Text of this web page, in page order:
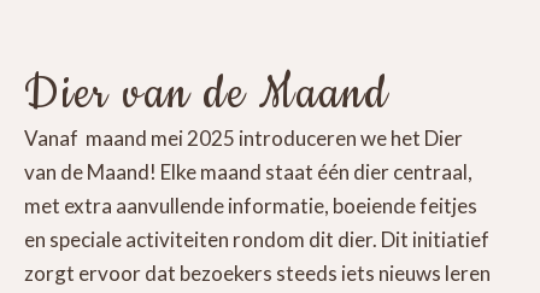
Dier van de Maand
Vanaf maand mei 2025 introduceren we het Dier
van de Maand! Elke maand staat één dier centraal,
met extra aanvullende informatie, boeiende feitjes
en speciale activiteiten rondom dit dier. Dit initiatief
zorgt ervoor dat bezoekers steeds iets nieuws leren